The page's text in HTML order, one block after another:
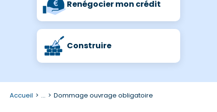
Renégocier mon crédit
Construire
Accueil ... Dommage ouvrage obligatoire